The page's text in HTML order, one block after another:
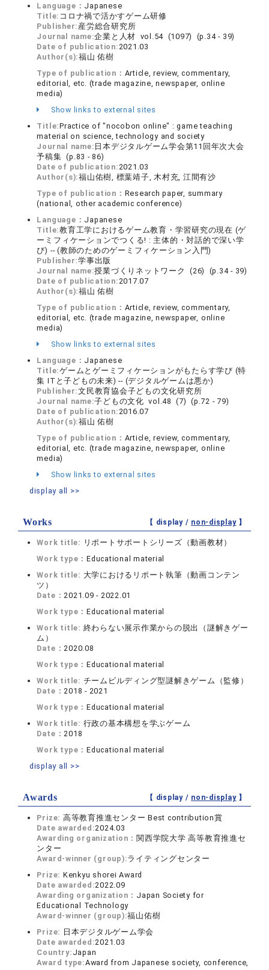
Language： Japanese
Title: コロナ禍で活かすゲーム研修
Publisher: 産労総合研究所
Journal name:企業と人材 vol.54 (1097) (p.34 - 39)
Date of publication: 2021.03
Author(s):福山 佑樹
Type of publication： Article, review, commentary,
editorial, etc. (trade magazine, newspaper, online
media)
Show links to external sites
Title:Practice of "nocobon online" : game teaching
material on science, technology and society
Journal name: 日本デジタルゲーム学会第11回年次大会
予稿集 (p.83 - 86)
Date of publication: 2021.03
Author(s):福山佑樹, 標葉靖子, 木村充, 江間有沙
Type of publication： Research paper, summary
(national, other academic conference)
Language： Japanese
Title:教育工学におけるゲーム教育・学習研究の現在 (ゲ
ーミフィケーションでつくる! : 主体的・対話的で深い学
び) -- (教師のためのゲーミフィケーション入門)
Publisher:学事出版
Journal name:授業づくりネットワーク (26) (p.34 - 39)
Date of publication: 2017.07
Author(s):福山 佑樹
Type of publication： Article, review, commentary,
editorial, etc. (trade magazine, newspaper, online
media)
Show links to external sites
Language： Japanese
Title:ゲームとゲーミフィケーションがもたらす学び (特
集 ITと子どもの未来) -- (デジタルゲームは悪か)
Publisher:文民教育協会子どもの文化研究所
Journal name:子どもの文化 vol.48 (7) (p.72 - 79)
Date of publication: 2016.07
Author(s):福山 佑樹
Type of publication： Article, review, commentary,
editorial, etc. (trade magazine, newspaper, online
media)
Show links to external sites
display all >>
Works 【 display / non-display】
Work title: リポートサポートシリーズ（動画教材）
Work type：Educational material
Work title: 大学におけるリポート執筆（動画コンテン
ツ）
Date： 2021.09 - 2022.01
Work type：Educational material
Work title: 終わらない展示作業からの脱出（謎解きゲー
ム）
Date： 2020.08
Work type：Educational material
Work title: チームビルディング型謎解きゲーム（監修）
Date： 2018 - 2021
Work type：Educational material
Work title: 行政の基本構想を学ぶゲーム
Date： 2018
Work type：Educational material
display all >>
Awards 【 display / non-display】
Prize: 高等教育推進センター Best contribution賞
Date awarded:2024.03
Awarding organization：関西学院大学 高等教育推進セ
ンター
Award-winner (group):ライティングセンター
Prize: Kenkyu shorei Award
Date awarded:2022.09
Awarding organization： Japan Society for
Educational Technology
Award-winner (group):福山佑樹
Prize: 日本デジタルゲーム学会
Date awarded:2021.03
Country: Japan
Award type:Award from Japanese society, conference,